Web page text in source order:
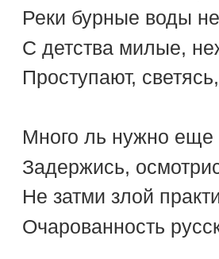
Реки бурные воды
С детства милые,
Проступают,
Много ль нужно еще
Задержись,
Не затми злой
Очарованность